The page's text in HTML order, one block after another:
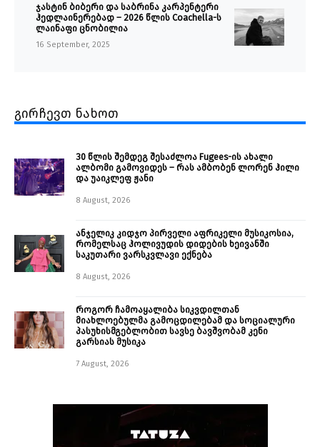
ჯასტინ ბიბერი და საბრინა კარპენტერი
ჰედლაინერებად – 2026 წლის Coachella-ს
ლაინაფი ცნობილია
16 September, 2025
გირჩევთ ნახოთ
30 წლის შემდეგ შესაძლოა Fugees-ის ახალი
ალბომი გამოვიდეს – რას ამბობენ ლორენ ჰილი
და უაიკლეფ ჟანი
8 August, 2026
ანჯელიკ კიდჯო პირველი აფრიკელი მუსიკოსია,
რომელსაც ჰოლივუდის დიდების ხეივანში
საკუთარი ვარსკვლავი ექნება
8 August, 2026
როგორ ჩამოაყალიბა სიკვდილთან
მიახლოებულმა გამოცდილებამ და სოციალური
პასუხისმგებლობით სავსე ბავშვობამ კენი
გარსიას მუსიკა
7 August, 2026